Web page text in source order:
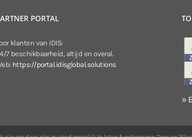
PORTAL
klanten van IDIS:
7 beschikbaarheid, altijd en overal.
https://portal.idisglobal.solutions
»